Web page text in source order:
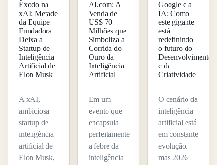
Êxodo na
xAI: Metade
da Equipe
Fundadora
Deixa a
Startup de
Inteligência
Artificial de
Elon Musk
A xAI,
ambiciosa
startup de
inteligência
artificial de
Elon Musk,
AI.com: A
Venda de
US$ 70
Milhões que
Simboliza a
Corrida do
Ouro da
Inteligência
Artificial
Em um
evento que
encapsula
perfeitamente
a febre da
inteligência
Google e a
IA: Como
este gigante
está
redefinindo
o futuro do
Desenvolvimento
e da
Criatividade
O cenário da
inteligência
artificial está
em constante
evolução,
mas 2026